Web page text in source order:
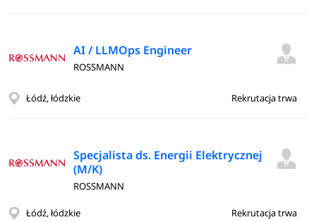
AI / LLMOps Engineer
ROSSMANN
Łódź, łódzkie Rekrutacja trwa
Specjalista ds. Energii Elektrycznej
(M/K)
ROSSMANN
Łódź, łódzkie Rekrutacja trwa